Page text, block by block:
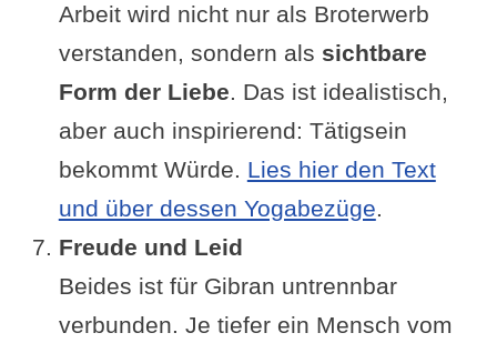
Arbeit wird nicht nur als Broterwerb
verstanden, sondern als sichtbare
Form der Liebe. Das ist idealistisch,
aber auch inspirierend: Tätigsein
bekommt Würde. Lies hier den Text
und über dessen Yogabezüge.
Freude und Leid
Beides ist für Gibran untrennbar
verbunden. Je tiefer ein Mensch vom